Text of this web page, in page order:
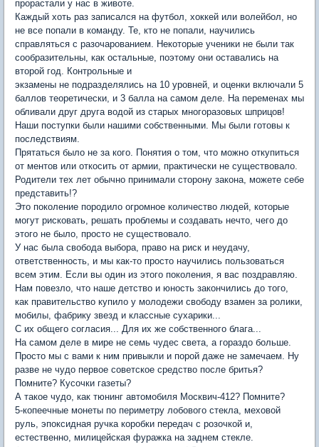
прорастали у нас в животе.
Каждый хоть раз записался на футбол, хоккей или волейбол, но
не все попали в команду. Те, кто не попали, научились
справляться с разочарованием. Некоторые ученики не были так
сообразительны, как остальные, поэтому они оставались на
второй год. Контрольные и
экзамены не подразделялись на 10 уровней, и оценки включали 5
баллов теоретически, и 3 балла на самом деле. На переменах мы
обливали друг друга водой из старых многоразовых шприцов!
Наши поступки были нашими собственными. Мы были готовы к
последствиям.
Прятаться было не за кого. Понятия о том, что можно откупиться
от ментов или откосить от армии, практически не существовало.
Родители тех лет обычно принимали сторону закона, можете себе
представить!?
Это поколение породило огромное количество людей, которые
могут рисковать, решать проблемы и создавать нечто, чего до
этого не было, просто не существовало.
У нас была свобода выбора, право на риск и неудачу,
ответственность, и мы как-то просто научились пользоваться
всем этим. Если вы один из этого поколения, я вас поздравляю.
Нам повезло, что наше детство и юность закончились до того,
как правительство купило у молодежи свободу взамен за ролики,
мобилы, фабрику звезд и классные сухарики...
С их общего согласия... Для их же собственного блага...
На самом деле в мире не семь чудес света, а гораздо больше.
Просто мы с вами к ним привыкли и порой даже не замечаем. Ну
разве не чудо первое советское средство после бритья?
Помните? Кусочки газеты?
А такое чудо, как тюнинг автомобиля Москвич-412? Помните?
5-копеечные монеты по периметру лобового стекла, меховой
руль, эпоксидная ручка коробки передач с розочкой и,
естественно, милицейская фуражка на заднем стекле.